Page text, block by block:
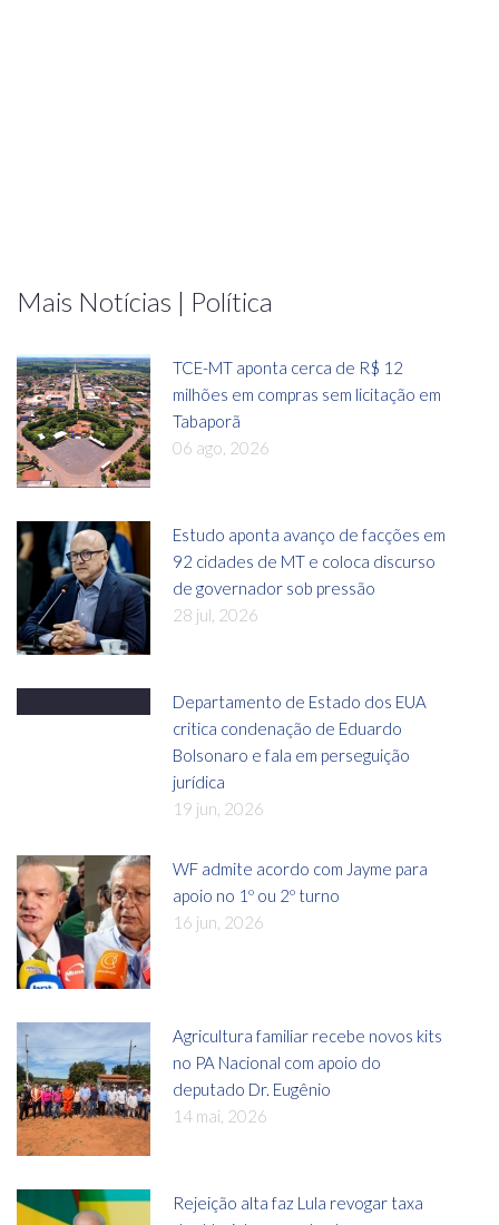
Mais Notícias | Política
TCE-MT aponta cerca de R$ 12
milhões em compras sem licitação em
Tabaporã
06 ago, 2026
Estudo aponta avanço de facções em
92 cidades de MT e coloca discurso
de governador sob pressão
28 jul, 2026
Departamento de Estado dos EUA
critica condenação de Eduardo
Bolsonaro e fala em perseguição
jurídica
19 jun, 2026
WF admite acordo com Jayme para
apoio no 1º ou 2º turno
16 jun, 2026
Agricultura familiar recebe novos kits
no PA Nacional com apoio do
deputado Dr. Eugênio
14 mai, 2026
Rejeição alta faz Lula revogar taxa